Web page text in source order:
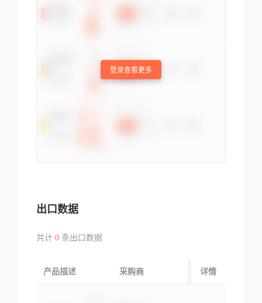
登录查看更多
出口数据
共计 0条出口数据
产品描述 采购商 起运国/地区
详情